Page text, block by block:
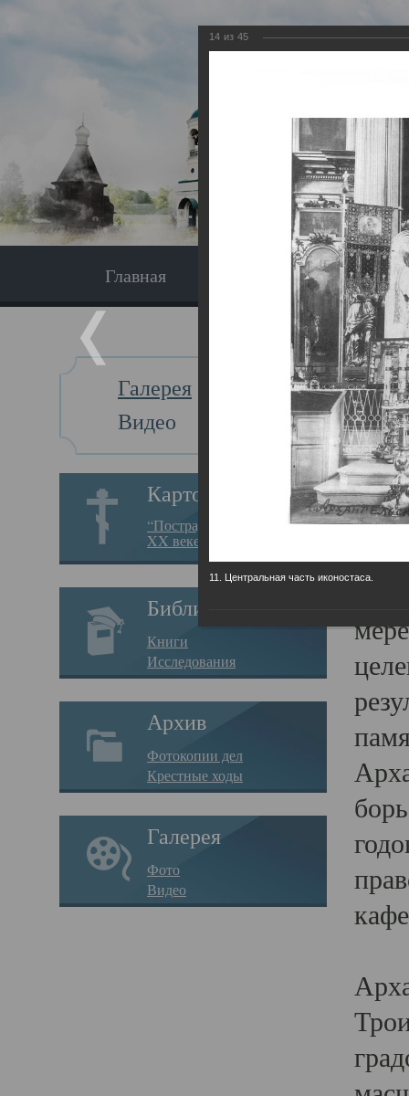
Главная Экскурсия
Галерея
Видео
Картотека
“Пострадавшие за веру в
XX веке на Севере”
Библиотека
Книги
Исследования
Архив
Фотокопии дел
Крестные ходы
Галерея
Фото
Видео
Главная
14 из 45
11. Центральная часть иконостаса.